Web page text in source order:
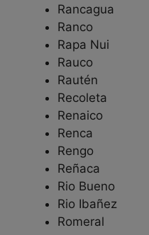
Rancagua
Ranco
Rapa Nui
Rauco
Rautén
Recoleta
Renaico
Renca
Rengo
Reñaca
Rio Bueno
Rio Ibañez
Romeral